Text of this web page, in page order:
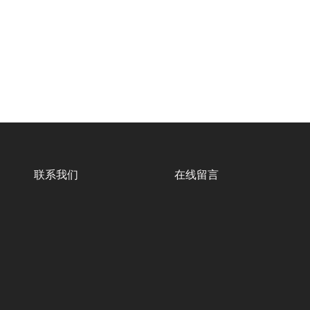
联系我们
在线留言